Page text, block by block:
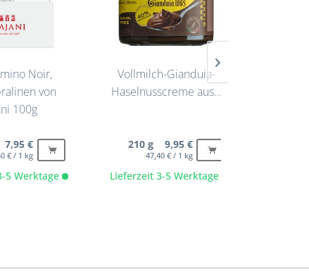
1 Stck. 50,00 € 1 Stck. 100,00 €
Noir,
von
100g
5 Werktage
€
€ / 1 kg
Vollmilch-Gianduia-
Haselnusscreme aus...
Lieferzeit 3-5 Werktage
210 g 9,95 €
47,40 € / 1 kg